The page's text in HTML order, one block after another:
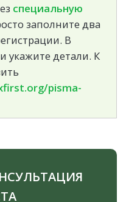
специальную
заполните два
В
укажите детали. К
pisma-